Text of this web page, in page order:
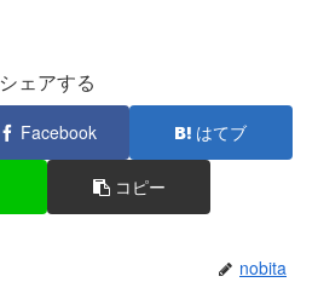
シェアする
Facebook はてブ
コピー
nobita